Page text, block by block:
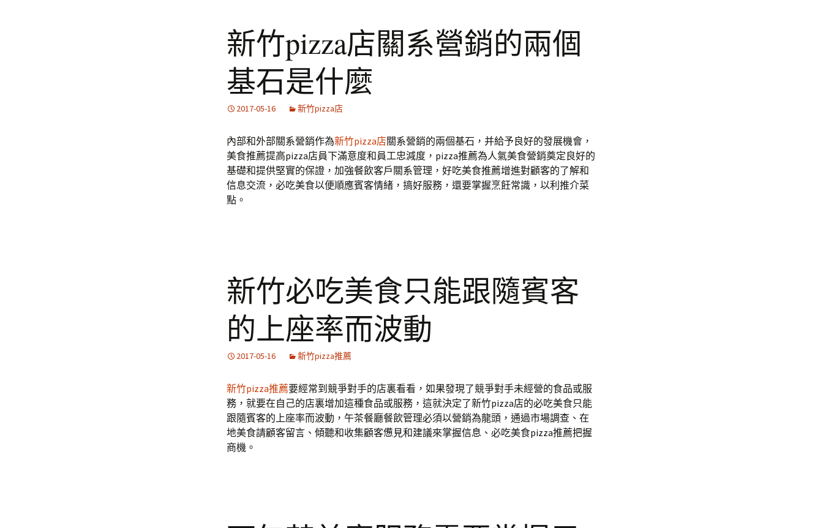
新竹pizza店關系營銷的兩個
基石是什麼
2017-05-16 新竹pizza店
內部和外部關系營銷作為新竹pizza店關系營銷的兩個基石，并給予良好的發展機會，
美食推薦提高pizza店員下滿意度和員工忠減度，pizza推薦為人氣美食營銷奠定良好的
基礎和提供堅實的保證，加強餐飲客戶關系管理，好吃美食推薦增進對顧客的了解和
信息交流，必吃美食以便順應賓客情緒，搞好服務，還要掌握烹飪常識，以利推介菜
點。
新竹必吃美食只能跟隨賓客
的上座率而波動
2017-05-16 新竹pizza推薦
新竹pizza推薦要經常到競爭對手的店裏看看，如果發現了競爭對手未經營的食品或服
務，就要在自己的店裏增加這種食品或服務，這就決定了新竹pizza店的必吃美食只能
跟隨賓客的上座率而波動，午茶餐廳餐飲管理必須以營銷為龍頭，通過市場調查、在
地美食請顧客留言、傾聽和收集顧客憊見和建議來掌握信息、必吃美食pizza推薦把握
商機。